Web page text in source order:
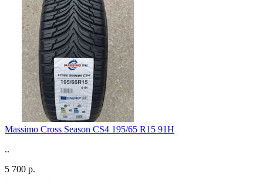
Massimo Cross Season CS4 195/65 R15 91H
..
5 700 р.